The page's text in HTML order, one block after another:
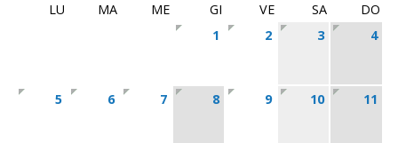
LU MA ME GI VE SA
DO
1
2 3 4
5 6 7 8 9 10 11